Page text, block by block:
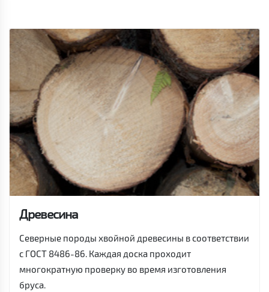
Древесина
Северные породы хвойной древесины в соответствии
с ГОСТ 8486-86. Каждая доска проходит
многократную проверку во время изготовления
бруса.